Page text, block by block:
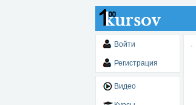
Войти
Регистрация
Видео